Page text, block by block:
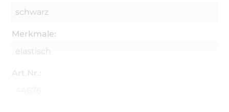
schwarz
Merkmale:
elastisch
Art.Nr.: